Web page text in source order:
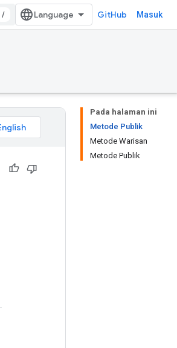
/ GitHub Masuk
Pada halaman ini
Metode Publik
Metode Warisan
Metode Publik